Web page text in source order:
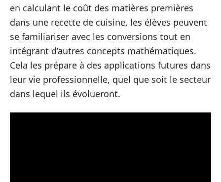
en calculant le coût des matières premières
dans une recette de cuisine, les élèves peuvent
se familiariser avec les conversions tout en
intégrant d’autres concepts mathématiques.
Cela les prépare à des applications futures dans
leur vie professionnelle, quel que soit le secteur
dans lequel ils évolueront.